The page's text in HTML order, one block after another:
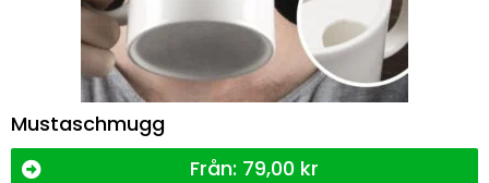
Mustaschmugg
Från: 79,00 kr